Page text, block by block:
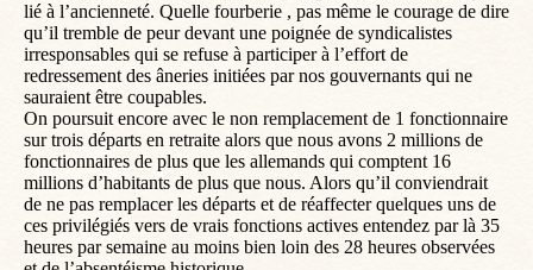
lié à l’ancienneté. Quelle fourberie , pas même le courage de dire
qu’il tremble de peur devant une poignée de syndicalistes
irresponsables qui se refuse à participer à l’effort de
redressement des âneries initiées par nos gouvernants qui ne
sauraient être coupables.
On poursuit encore avec le non remplacement de 1 fonctionnaire
sur trois départs en retraite alors que nous avons 2 millions de
fonctionnaires de plus que les allemands qui comptent 16
millions d’habitants de plus que nous. Alors qu’il conviendrait
de ne pas remplacer les départs et de réaffecter quelques uns de
ces privilégiés vers de vrais fonctions actives entendez par là 35
heures par semaine au moins bien loin des 28 heures observées